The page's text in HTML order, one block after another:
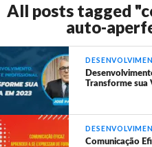
All posts tagged
auto-
Transforme sua
Comunicação